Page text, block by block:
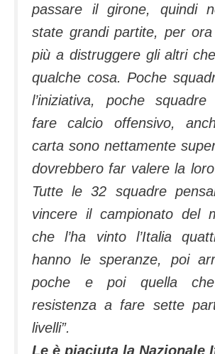
passare il girone, quindi
state grandi partite, per
più a distruggere gli altri
qualche cosa. Poche
l’iniziativa, poche
fare calcio offensivo,
carta sono nettamente
dovrebbero far valere la
Tutte le 32 squadre
vincere il campionato del
che l’ha vinto l’Italia
hanno le speranze, poi
poche e poi quella
resistenza a fare sette
livelli”.
Le è piaciuta la Nazionale